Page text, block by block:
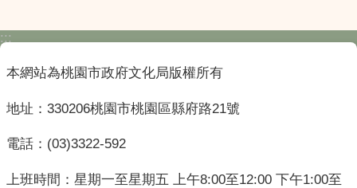
:::
本網站為桃園市政府文化局版權所有
地址：330206桃園市桃園區縣府路21號
電話：(03)3322-592
上班時間：星期一至星期五 上午8:00至12:00 下午1:00至